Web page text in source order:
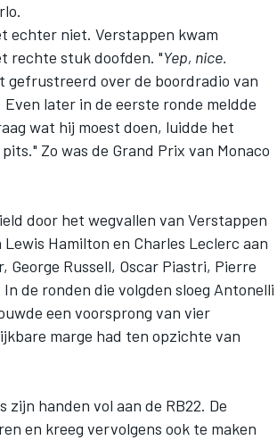
echter niet. Verstappen kwam
rechte stuk doofden. "Yep, nice.
gefrustreerd over de boordradio van
later in de eerste ronde meldde
wat hij moest doen, luidde het
Zo was de Grand Prix van Monaco
door het wegvallen van Verstappen
Lewis Hamilton en Charles Leclerc aan
, George Russell, Oscar Piastri, Pierre
In de ronden die volgden sloeg Antonelli
een voorsprong van vier
marge had ten opzichte van
handen vol aan de RB22. De
en kreeg vervolgens ook te maken